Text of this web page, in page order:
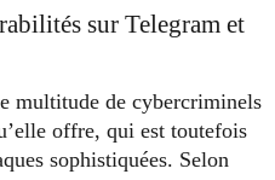
sur Telegram et
multitude de cybercriminels
offre, qui est toutefois
sophistiquées. Selon